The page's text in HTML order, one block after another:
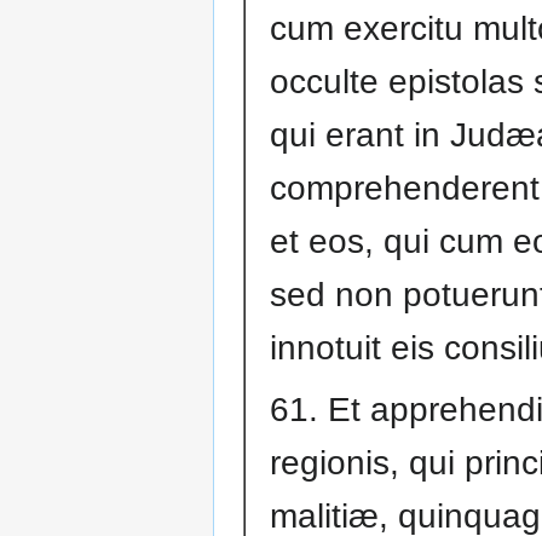
cum exercitu
occulte epistolas
qui erant in
et eos, qui cum
sed non
innotuit eis
61. Et
regionis, qui
malitiæ,